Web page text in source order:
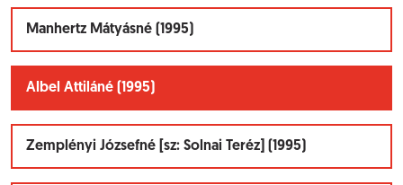
Manhertz Mátyásné (1995)
Albel Attiláné (1995)
Zemplényi Józsefné [sz: Solnai Teréz] (1995)